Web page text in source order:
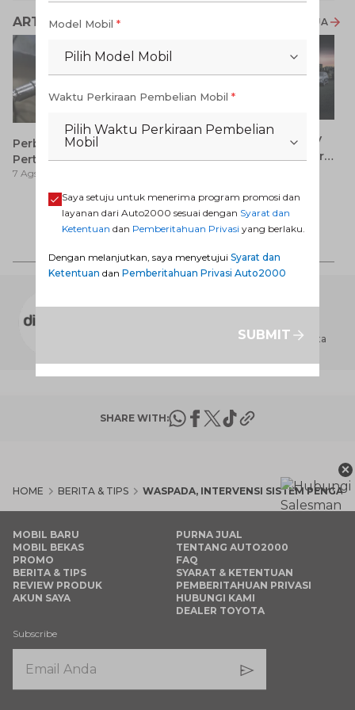
ARTIKEL LAINNYA LIHAT SEMUA
Perbedaan Pertamax dan
Pertalite: Mana yang Lebih
Baik untuk Mobil Toyota
Anda?
7 Ags 2026
7 Keunggulan Mobil SUV
Dibanding MPV yang Perlu
Dealer Toyota terbesar di Indonesia yang
perbaikan dan penyediaan suku cadang Toyota
SHARE WITH:
HOME BERITA & TIPS WASPADA, INTERVENSI SISTEM
×
MOBIL BARU
MOBIL BEKAS
PROMO
BERITA & TIPS
REVIEW PRODUK
AKUN SAYA
PURNA JUAL
TENTANG AUTO2000
FAQ
SYARAT & KETENTUAN
PEMBERITAHUAN PRIVASI
HUBUNGI KAMI
DEALER TOYOTA
Subscribe
Model Mobil *
Pilih Model Mobil
Waktu Perkiraan Pembelian Mobil *
Pilih Waktu Perkiraan Pembelian
Mobil
Saya setuju untuk menerima program promosi dan
layanan dari Auto2000 sesuai dengan Syarat dan
Ketentuan dan Pemberitahuan Privasi yang berlaku.
Dengan melanjutkan, saya menyetujui Syarat dan
Ketentuan dan Pemberitahuan Privasi Auto2000
SUBMIT